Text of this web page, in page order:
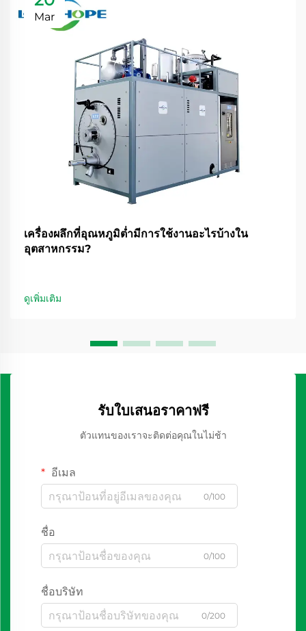
Mar
เครื่องผลึกที่อุณหภูมิต่ำมีการใช้งานอะไรบ้างใน
อุตสาหกรรม?
ดูเพิ่มเติม
รับใบเสนอราคาฟรี
ตัวแทนของเราจะติดต่อคุณในไม่ช้า
อีเมล
0/100
ชื่อ
0/100
ชื่อบริษัท
0/200